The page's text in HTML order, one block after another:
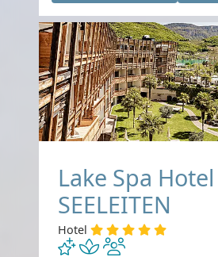
Lake Spa Hotel
SEELEITEN
Hotel